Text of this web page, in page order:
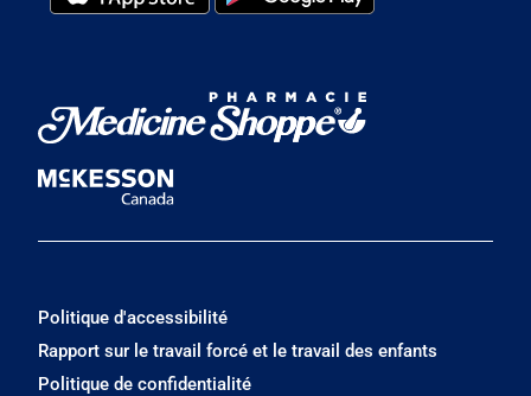
Politique d'accessibilité
Rapport sur le travail forcé et le travail des enfants
Politique de confidentialité